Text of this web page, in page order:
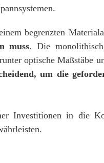
begrenzten
muss. Die
optische Maßstäbe
um die
Investitionen in die